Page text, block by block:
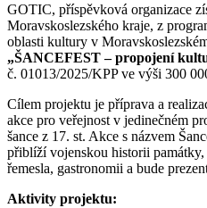
GOTIC, příspěvková organizace
Moravskoslezského kraje, z
oblasti kultury v
„ŠANCEFEST – propojení
č. 01013/2025/KPP ve výši 300
Cílem projektu je příprava a
akce pro veřejnost v jedinečném
šance z 17. st. Akce s názvem
přiblíží vojenskou historii
řemesla, gastronomii a bude
Aktivity projektu: